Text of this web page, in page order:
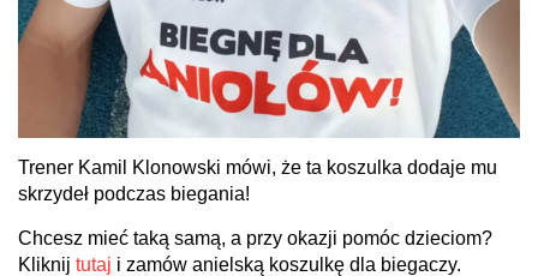
Trener Kamil Klonowski mówi, że ta koszulka dodaje mu
skrzydeł podczas biegania!
Chcesz mieć taką samą, a przy okazji pomóc dzieciom?
Kliknij tutaj i zamów anielską koszulkę dla biegaczy.